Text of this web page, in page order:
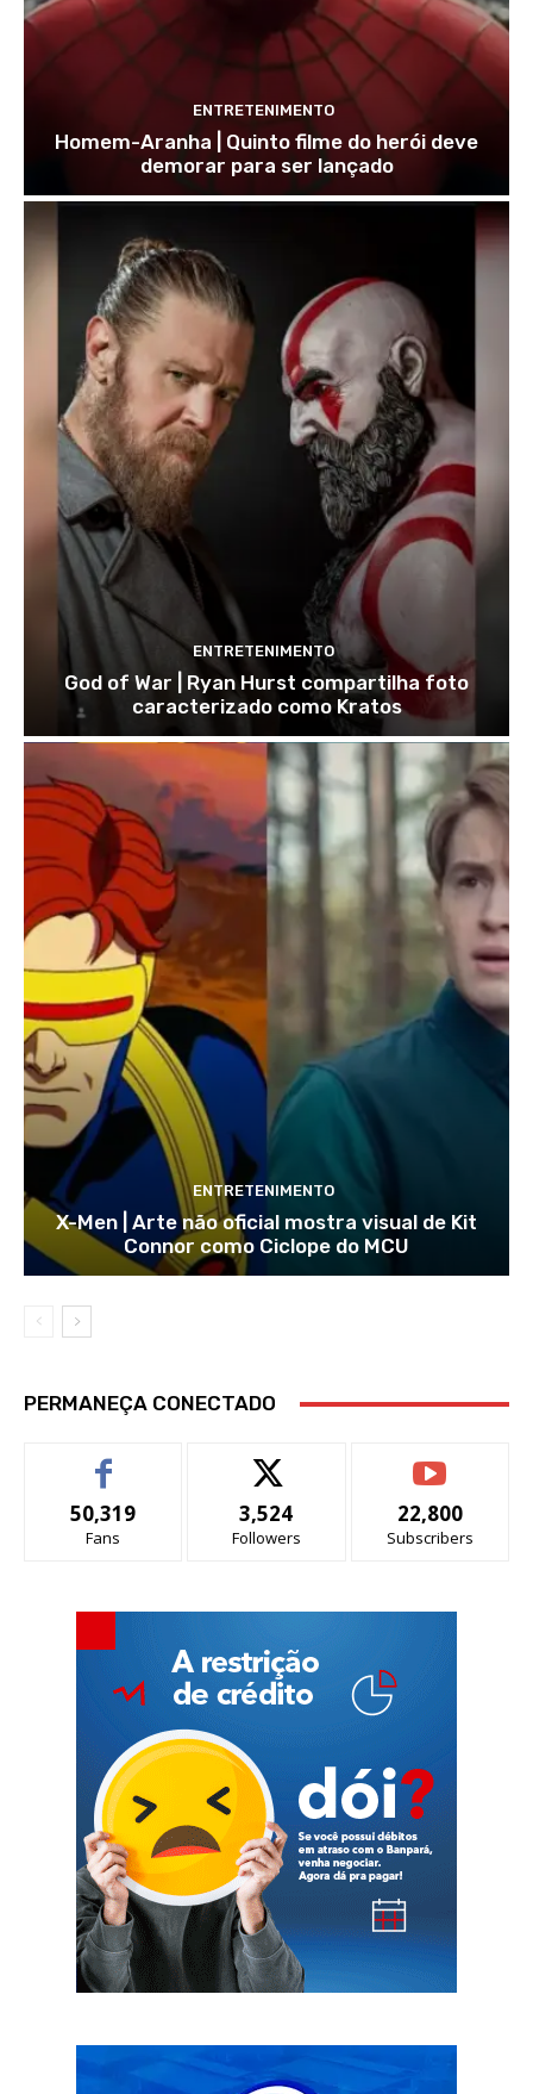
ENTRETENIMENTO
Homem-Aranha | Quinto filme do herói deve
demorar para ser lançado
ENTRETENIMENTO
God of War | Ryan Hurst compartilha foto
caracterizado como Kratos
ENTRETENIMENTO
X-Men | Arte não oficial mostra visual de Kit
Connor como Ciclope do MCU
PERMANEÇA CONECTADO
50,319
Fans
3,524
Followers
22,800
Subscribers